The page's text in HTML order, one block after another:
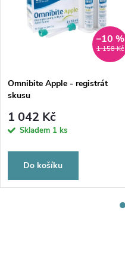
1 158 Kč
–10 %
Omnibite Apple - registrát
skusu
1 042 Kč
Skladem 1 ks
Do košíku